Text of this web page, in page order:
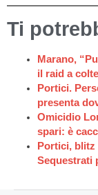
Ti
Marano,
il raid a
Portici.
presenta
Omicidio
spari: è
Portici, blitz
Sequestrati